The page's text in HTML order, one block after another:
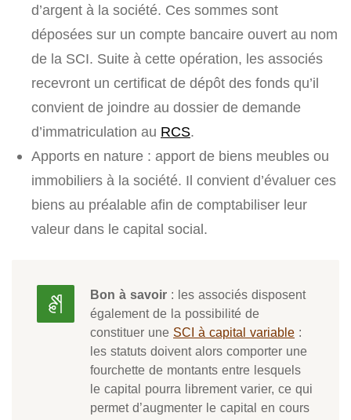
d’argent à la société. Ces sommes sont
déposées sur un compte bancaire ouvert au nom
de la SCI. Suite à cette opération, les associés
recevront un certificat de dépôt des fonds qu’il
convient de joindre au dossier de demande
d’immatriculation au RCS.
Apports en nature : apport de biens meubles ou
immobiliers à la société. Il convient d’évaluer ces
biens au préalable afin de comptabiliser leur
valeur dans le capital social.
Bon à savoir : les associés disposent
également de la possibilité de
constituer une SCI à capital variable :
les statuts doivent alors comporter une
fourchette de montants entre lesquels
le capital pourra librement varier, ce qui
permet d’augmenter le capital en cours